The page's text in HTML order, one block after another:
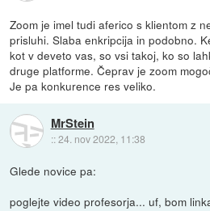
Zoom je imel tudi aferico s klientom z
prisluhi. Slaba enkripcija in podobno.
kot v deveto vas, so vsi takoj, ko so
druge platforme. Čeprav je zoom
Je pa konkurence res veliko.
MrStein
::24. nov 2022, 11:38
Glede novice pa:
poglejte video profesorja... uf, bom